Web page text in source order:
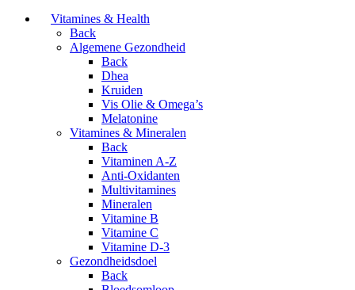
Vitamines & Health
Back
Algemene Gezondheid
Back
Dhea
Kruiden
Vis Olie & Omega’s
Melatonine
Vitamines & Mineralen
Back
Vitaminen A-Z
Anti-Oxidanten
Multivitamines
Mineralen
Vitamine B
Vitamine C
Vitamine D-3
Gezondheidsdoel
Back